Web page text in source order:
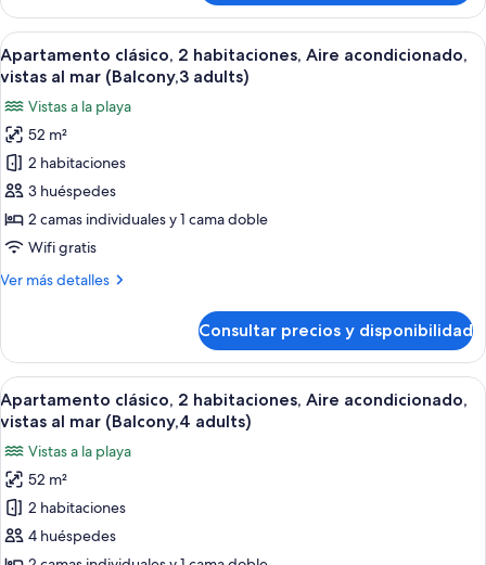
mar
(Balcony,2
adults+4
children)
clásico,
habitaciones,
Aire
vistas
al
mar
(Balcony,2
adults+4
Abrir
todas
fotos
de
Apartamento
clásico,
2
habitaciones,
acondicionado,
mar
(Balcony,3
adults)
Caja fuerte, wifi gratis, ropa de cama
22
Apartamento clásico, 2 habitaciones, Aire acondicionado,
vistas al mar (Balcony,3 adults)
Vistas a la playa
52 m²
2 habitaciones
3 huéspedes
2 camas individuales y 1 cama doble
Wifi gratis
Ver más detalles
Más
clásico,
habitaciones,
Aire
vistas
al
mar
(Balcony,3
adults)
Consultar precios y disponibilidad
Abrir
todas
fotos
de
Apartamento
clásico,
Caja fuerte, wifi gratis, ropa de cama
22
Apartamento clásico, 2 habitaciones, Aire acondicionado,
vistas al mar (Balcony,4 adults)
Vistas a la playa
52 m²
2 habitaciones
4 huéspedes